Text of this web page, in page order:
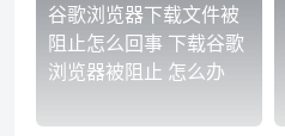
谷歌浏览器下载文件被
阻止怎么回事 下载谷歌
浏览器被阻止 怎么办